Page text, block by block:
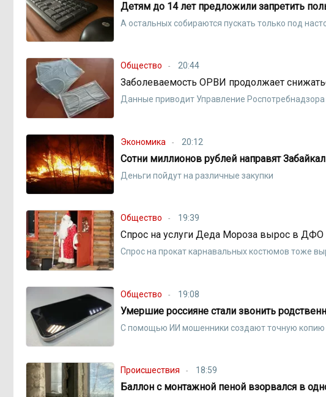
Детям до 14 лет предложили запретить
А остальных собираются пускать только под
Общество 20:44
Заболеваемость ОРВИ продолжает
Данные приводит Управление Роспотребнадзора
Экономика 20:12
Сотни миллионов рублей направят
Деньги пойдут на различные закупки
Общество 19:39
Спрос на услуги Деда Мороза вырос в ДФО
Спрос на прокат карнавальных костюмов тоже
Общество 19:08
Умершие россияне стали звонить
С помощью ИИ мошенники создают точную копию
Происшествия 18:59
Баллон с монтажной пеной взорвался в